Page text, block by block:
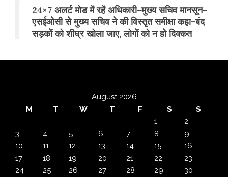
24×7 अलर्ट मोड में रहें अधिकारी-मुख्य सचिव मानसून-
एसईओसी से मुख्य सचिव ने की विस्तृत समीक्षा कहा-बंद
सड़कों को शीघ्र खोला जाए, लोगों को न हो दिक्कत
August 2026
M
T W T F S
S
1
2
3
4 5 6 7 8
9
10
11 12 13 14 15
16
17
18 19 20 21 22
23
24
25 26 27 28 29
30